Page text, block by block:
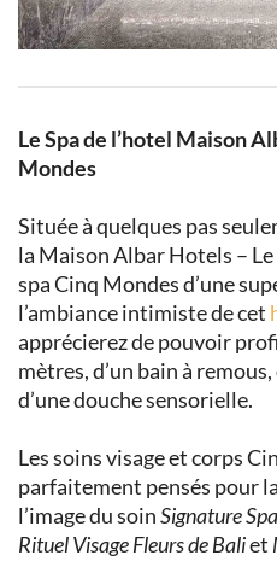
Le Spa de l’hotel Maison
Mondes
Située à quelques pas
la Maison Albar Hotels –
spa Cinq Mondes d’une
l’ambiance intimiste de cet
apprécierez de pouvoir
mètres, d’un bain à
d’une douche sensorielle.
Les soins visage et corps
parfaitement pensés pour
l’image du soinSignature
Rituel Visage Fleurs de Baliet